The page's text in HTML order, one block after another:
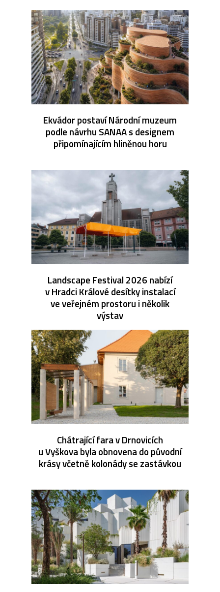
Ekvádor postaví Národní muzeum
podle návrhu SANAA s designem
připomínajícím hliněnou horu
Landscape Festival 2026 nabízí
v Hradci Králové desítky instalací
ve veřejném prostoru i několik
výstav
Chátrající fara v Drnovicích
u Vyškova byla obnovena do původní
krásy včetně kolonády se zastávkou